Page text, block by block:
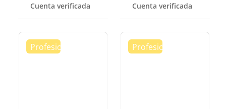
Cuenta verificada Cuenta verificada